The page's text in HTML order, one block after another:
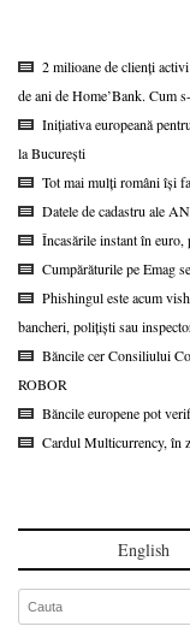
2 milioane de clienți
de ani de Home’Bank. Cum
Inițiativa europeană
la București
Tot mai mulți români își
Datele de cadastru ale
Încasările instant în
Cumpărăturile pe Emag
Phishingul este acum
bancheri, polițiști sau
Băncile cer Consiliului
ROBOR
Băncile europene pot
Cardul Multicurrency, în
English